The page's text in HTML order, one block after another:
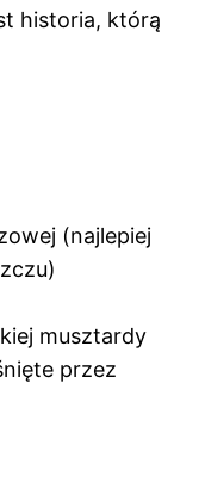
historia, którą
(najlepiej
musztardy
przez